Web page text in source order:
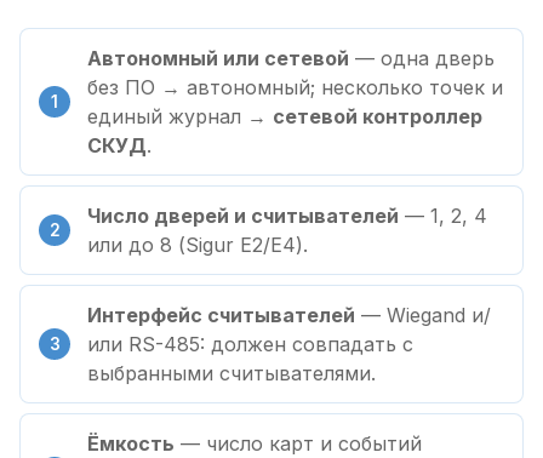
Автономный или сетевой — одна дверь
без ПО → автономный; несколько точек и
единый журнал → сетевой контроллер
СКУД.
Число дверей и считывателей — 1, 2, 4
или до 8 (Sigur E2/E4).
Интерфейс считывателей — Wiegand и/
или RS-485: должен совпадать с
выбранными считывателями.
Ёмкость — число карт и событий